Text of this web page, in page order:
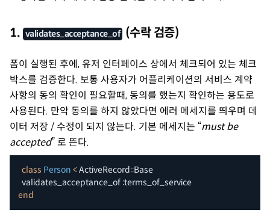
1. validates_acceptance_of (수락 검증)
폼이 실행된 후에, 유저 인터페이스 상에서 체크되어 있는 체크
박스를 검증한다. 보통 사용자가 어플리케이션의 서비스 계약
사항의 동의 확인이 필요할때, 동의를 했는지 확인하는 용도로
사용된다. 만약 동의를 하지 않았다면 에러 메세지를 띄우며 데
이터 저장 / 수정이 되지 않는다. 기본 메세지는 “must be
accepted” 로 뜬다.
class Person < ActiveRecord::Base
  validates_acceptance_of
:terms_of_service
end